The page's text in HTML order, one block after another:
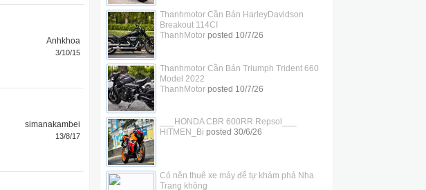
Anhkhoa
3/10/15
simanakambei
13/8/17
Thanhmotor Cần Bán HarleyDavidson
Breakout 114CI
ThanhMotorposted 10/7/26
Thanhmotor Cần Bán Triumph Trident 660
Model 2022
ThanhMotorposted 10/7/26
___HONDA CBR 600RR Repsol___
HITMEN_Bi posted 30/6/26
Có nên thuê xe máy để tự khám phá Nha
Trang không